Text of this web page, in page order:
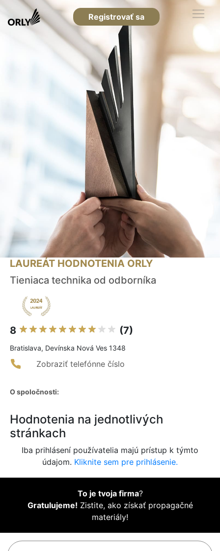
Registrovať sa
LAUREÁT HODNOTENIA ORLY
Tieniaca technika od odborníka
8 (7)
Bratislava, Devínska Nová Ves 1348
Zobraziť telefónne číslo
O spoločnosti:
Hodnotenia na jednotlivých
stránkach
Iba prihlásení používatelia majú prístup k týmto
údajom. Kliknite sem pre prihlásenie.
To je tvoja firma?
Gratulujeme! Zistite, ako získať propagačné
materiály!